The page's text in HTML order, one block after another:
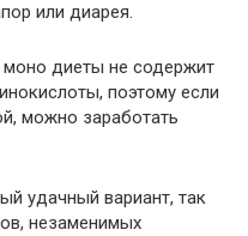
или диарея.
диеты не содержит
поэтому если
можно заработать
удачный вариант, так
незаменимых